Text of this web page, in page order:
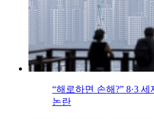
“해로하면 손해?” 8·3
논란